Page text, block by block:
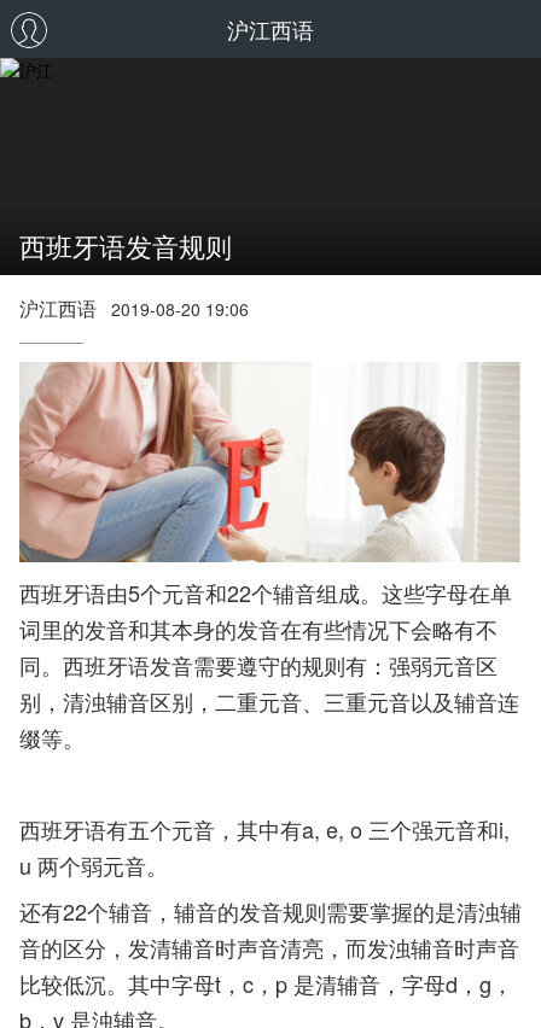
沪江西语
西班牙语发音规则
沪江西语 2019-08-20 19:06
西班牙语由5个元音和22个辅音组成。这些字母在单
词里的发音和其本身的发音在有些情况下会略有不
同。西班牙语发音需要遵守的规则有：强弱元音区
别，清浊辅音区别，二重元音、三重元音以及辅音连
缀等。
西班牙语有五个元音，其中有a, e, o 三个强元音和i,
u 两个弱元音。
还有22个辅音，辅音的发音规则需要掌握的是清浊辅
音的区分， 发清辅音时声音清亮，而发浊辅音时声音
比较低沉。其中字母t，c，p 是清辅音，字母d，g，
b，v 是浊辅音。